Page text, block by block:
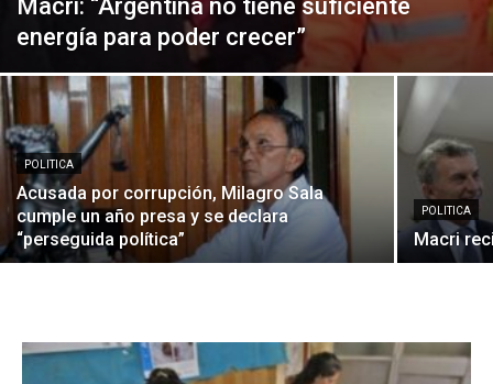
Macri: “Argentina no tiene suficiente
energía para poder crecer”
POLITICA
Acusada por corrupción, Milagro Sala
cumple un año presa y se declara
“perseguida política”
POLITICA
Macri